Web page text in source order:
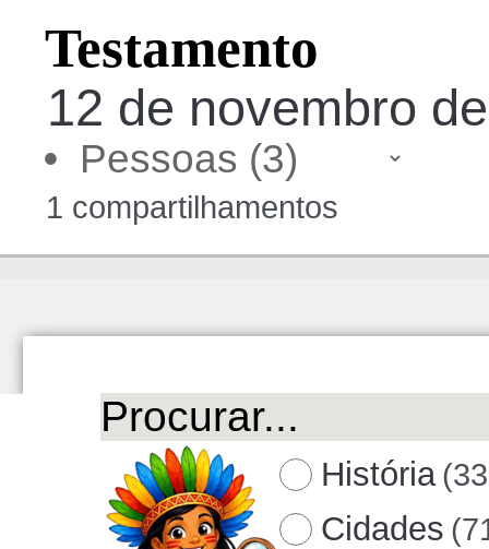
Testamento
12 de novembro
•
1 compartilhamentos
História
Cidades